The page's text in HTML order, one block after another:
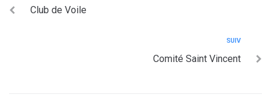
Club de Voile
SUIV
Comité Saint Vincent